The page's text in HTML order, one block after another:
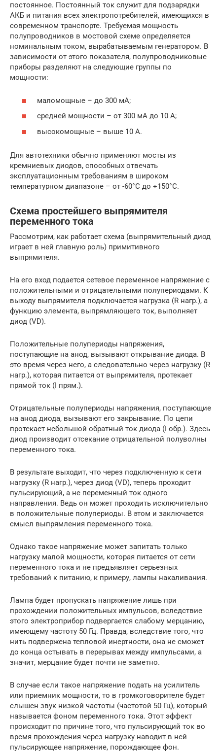
постоянное. Постоянный ток служит для подзарядки
АКБ и питания всех электропотребителей, имеющихся в
современном транспорте. Требуемая мощность
полупроводников в мостовой схеме определяется
номинальным током, вырабатываемым генератором. В
зависимости от этого показателя, полупроводниковые
приборы разделяют на следующие группы по
мощности:
маломощные – до 300 мА;
средней мощности – от 300 мА до 10 А;
высокомощные – выше 10 А.
Для автотехники обычно применяют мосты из
кремниевых диодов, способных отвечать
эксплуатационным требованиям в широком
температурном диапазоне – от -60°C до +150°C.
Схема простейшего выпрямителя
переменного тока
Рассмотрим, как работает схема (выпрямительный диод
играет в ней главную роль) примитивного
выпрямителя.
На его вход подается сетевое переменное напряжение с
положительными и отрицательными полупериодами. К
выходу выпрямителя подключается нагрузка (R нагр.), а
функцию элемента, выпрямляющего ток, выполняет
диод (VD).
Положительные полупериоды напряжения,
поступающие на анод, вызывают открывание диода. В
это время через него, а следовательно через нагрузку (R
нагр.), которая питается от выпрямителя, протекает
прямой ток (I прям.).
Отрицательные полупериоды напряжения, поступающие
на анод диода, вызывают его закрывание. По цепи
протекает небольшой обратный ток диода (I обр.). Здесь
диод производит отсекание отрицательной полуволны
переменного тока.
В результате выходит, что через подключенную к сети
нагрузку (R нагр.), через диод (VD), теперь проходит
пульсирующий, а не переменный ток одного
направления. Ведь он может проходить исключительно
в положительные полупериоды. В этом и заключается
смысл выпрямления переменного тока.
Однако такое напряжение может запитать только
нагрузку малой мощности, которая питается от сети
переменного тока и не предъявляет серьезных
требований к питанию, к примеру, лампы накаливания.
Лампа будет пропускать напряжение лишь при
прохождении положительных импульсов, вследствие
этого электроприбор подвергается слабому мерцанию,
имеющему частоту 50 Гц. Правда, вследствие того, что
нить подвержена тепловой инертности, она не сможет
до конца остывать в перерывах между импульсами, а
значит, мерцание будет почти не заметно.
В случае если такое напряжение подать на усилитель
или приемник мощности, то в громкоговорителе будет
слышен звук низкой частоты (частотой 50 Гц), который
называется фоном переменного тока. Этот эффект
происходит по причине того, что пульсирующий ток во
время прохождения через нагрузку наводит в ней
пульсирующее напряжение, порождающее фон.